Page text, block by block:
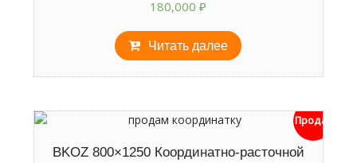
180,000₽
Читать далее
Продан
BKOZ 800×1250 Координатно-расточной